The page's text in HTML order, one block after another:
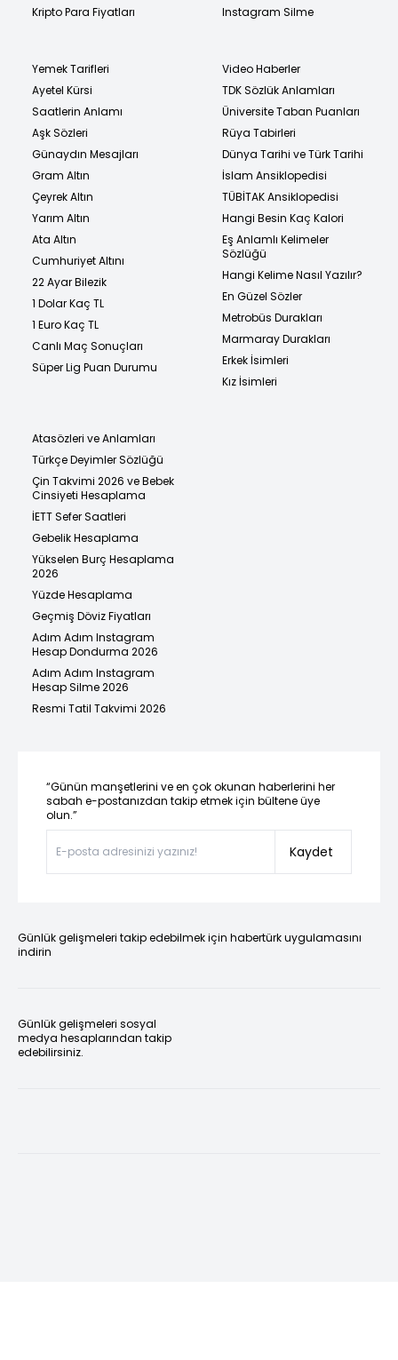
Kripto Para Fiyatları
Instagram Silme
Yemek Tarifleri
Ayetel Kürsi
Saatlerin Anlamı
Aşk Sözleri
Günaydın Mesajları
Gram Altın
Çeyrek Altın
Yarım Altın
Ata Altın
Cumhuriyet Altını
22 Ayar Bilezik
1 Dolar Kaç TL
1 Euro Kaç TL
Canlı Maç Sonuçları
Süper Lig Puan Durumu
Video Haberler
TDK Sözlük Anlamları
Üniversite Taban Puanları
Rüya Tabirleri
Dünya Tarihi ve Türk Tarihi
İslam Ansiklopedisi
TÜBİTAK Ansiklopedisi
Hangi Besin Kaç Kalori
Eş Anlamlı Kelimeler
Sözlüğü
Hangi Kelime Nasıl Yazılır?
En Güzel Sözler
Metrobüs Durakları
Marmaray Durakları
Erkek İsimleri
Kız İsimleri
Atasözleri ve Anlamları
Türkçe Deyimler Sözlüğü
Çin Takvimi 2026 ve Bebek
Cinsiyeti Hesaplama
İETT Sefer Saatleri
Gebelik Hesaplama
Yükselen Burç Hesaplama
2026
Yüzde Hesaplama
Geçmiş Döviz Fiyatları
Adım Adım Instagram
Hesap Dondurma 2026
Adım Adım Instagram
Hesap Silme 2026
Resmi Tatil Takvimi 2026
“Günün manşetlerini ve en çok okunan haberlerini her
sabah e-postanızdan takip etmek için bültene üye
olun.”
Kaydet
Günlük gelişmeleri takip edebilmek için habertürk uygulamasını
indirin
Günlük gelişmeleri sosyal
medya hesaplarından takip
edebilirsiniz.